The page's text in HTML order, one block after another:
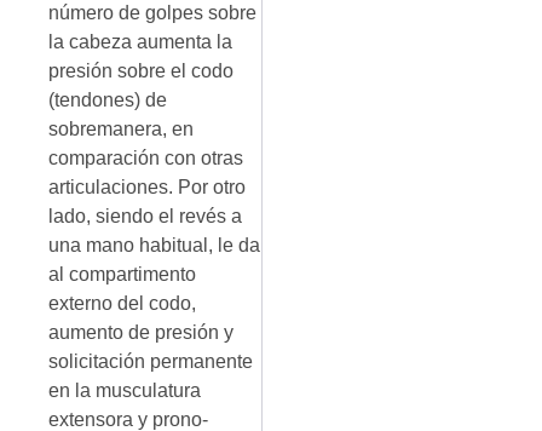
número de golpes sobre
la cabeza aumenta la
presión sobre el codo
(tendones) de
sobremanera, en
comparación con otras
articulaciones. Por otro
lado, siendo el revés a
una mano habitual, le da
al compartimento
externo del codo,
aumento de presión y
solicitación permanente
en la musculatura
extensora y prono-